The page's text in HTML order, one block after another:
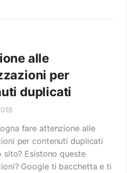
alle
per
duplicati
fare attenzione alle
per contenuti duplicati
sito? Esistono queste
Google ti bacchetta e ti